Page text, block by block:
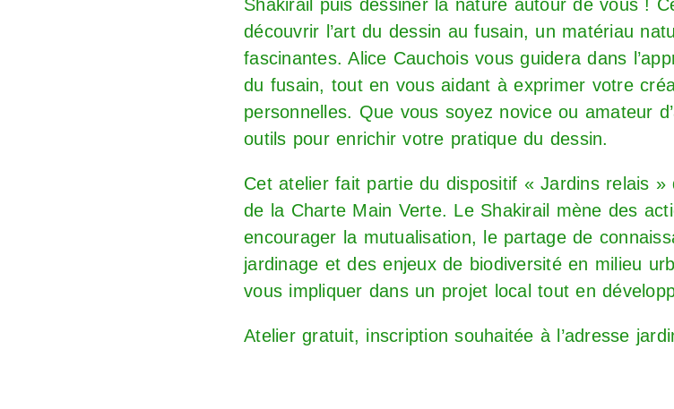
Shakirail puis dessiner la nature autour de vous !
découvrir l’art du dessin au fusain, un matériau
fascinantes. Alice Cauchois vous guidera dans
du fusain, tout en vous aidant à exprimer votre
personnelles. Que vous soyez novice ou amateur
outils pour enrichir votre pratique du dessin.
Cet atelier fait partie du dispositif « Jardins relais
de la Charte Main Verte. Le Shakirail mène des
encourager la mutualisation, le partage de
jardinage et des enjeux de biodiversité en milieu
vous impliquer dans un projet local tout en
Atelier gratuit, inscription souhaitée à l’adresse